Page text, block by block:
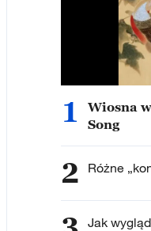
1
Wiosna
Song
2 Różne
Jak